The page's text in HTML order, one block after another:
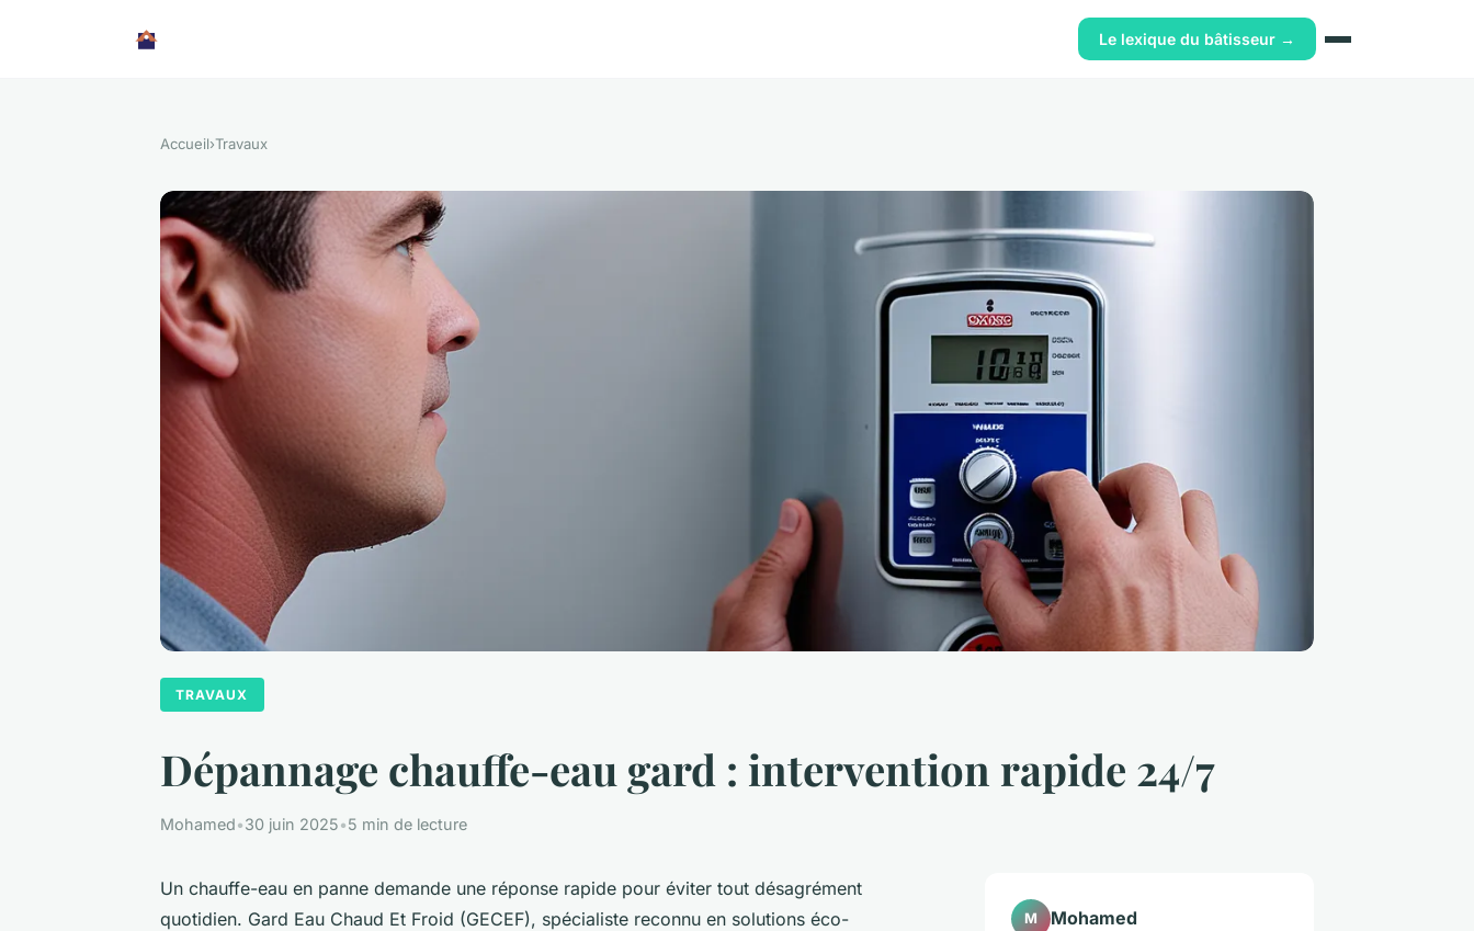
Le lexique du bâtisseur →
Accueil›Travaux
TRAVAUX
Dépannage chauffe-eau gard : intervention rapide 24/7
Mohamed•30 juin 2025•5 min de lecture
Un chauffe-eau en panne demande une réponse rapide pour éviter tout désagrément
quotidien. Gard Eau Chaud Et Froid (GECEF), spécialiste reconnu en solutions éco-
M Mohamed